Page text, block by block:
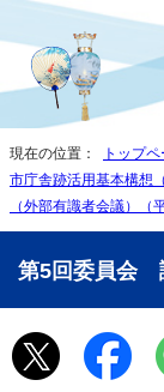
現在の位置： トップ
市庁舎跡活用基本構想
（外部有識者会議）（
第5回委員会